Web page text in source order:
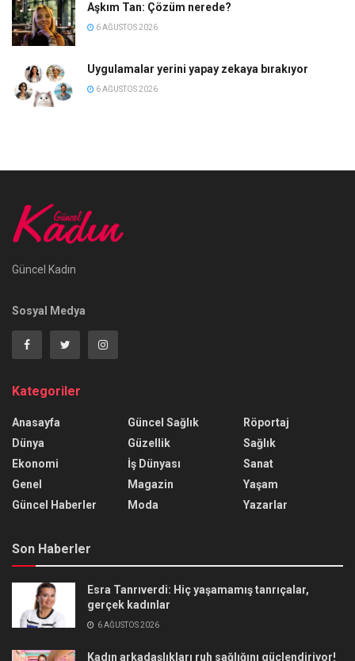
Aşkım Tan: Çözüm nerede?
6 AĞUSTOS 2026
Uygulamalar yerini yapay zekaya bırakıyor
6 AĞUSTOS 2026
Güncel Kadın
Sosyal Medya
Kategoriler
Anasayfa
Dünya
Ekonomi
Genel
Güncel Haberler
Güncel Sağlık
Güzellik
İş Dünyası
Magazin
Moda
Röportaj
Sağlık
Sanat
Yaşam
Yazarlar
Son Haberler
Esra Tanrıverdi: Hiç yaşamamış tanrıçalar,
gerçek kadınlar
6 AĞUSTOS 2026
Kadın arkadaşlıkları ruh sağlığını güçlendiriyor!